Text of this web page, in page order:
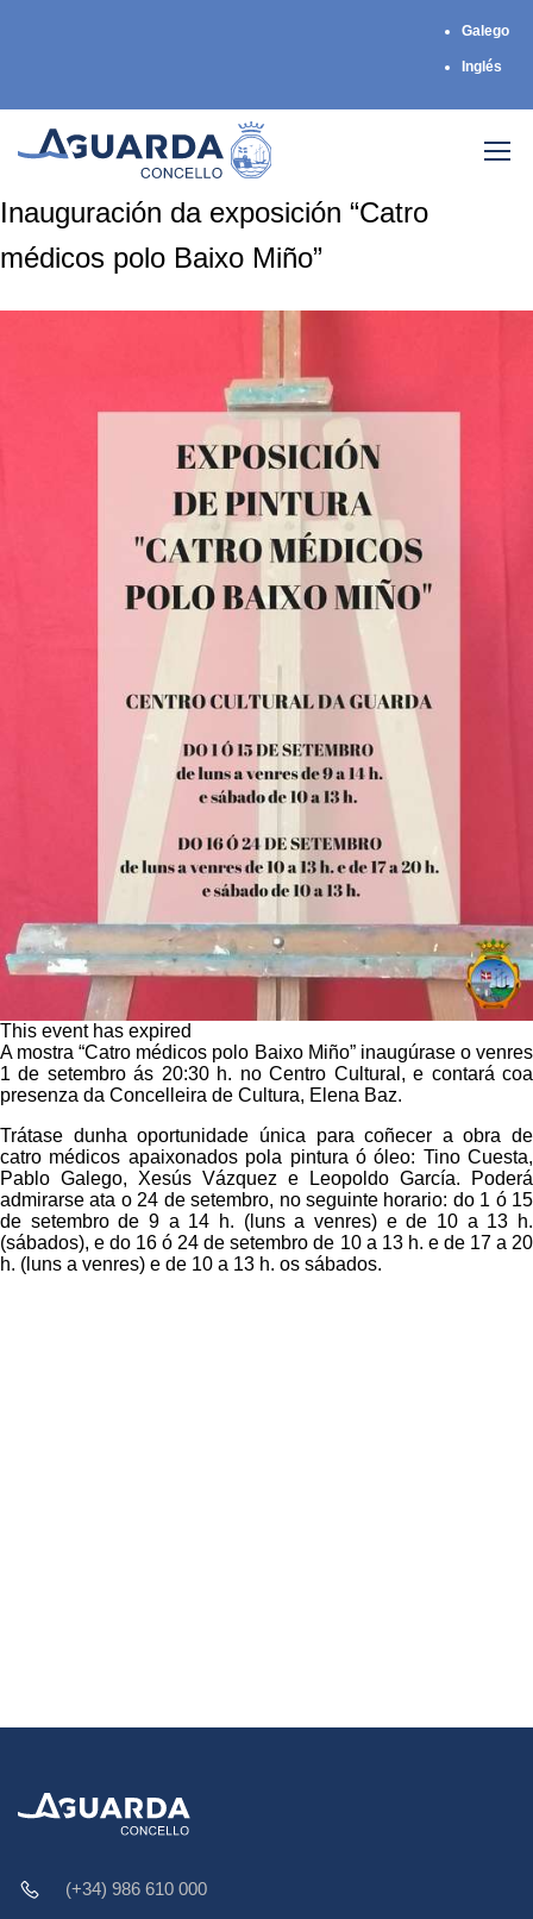
Galego
Inglés
Inauguración da exposición “Catro
médicos polo Baixo Miño”
This event has expired
A mostra “Catro médicos polo Baixo Miño” inaugúrase o venres
1 de setembro ás 20:30 h. no Centro Cultural, e contará coa
presenza da Concelleira de Cultura, Elena Baz.
Trátase dunha oportunidade única para coñecer a obra de
catro médicos apaixonados pola pintura ó óleo: Tino Cuesta,
Pablo Galego, Xesús Vázquez e Leopoldo García. Poderá
admirarse ata o 24 de setembro, no seguinte horario: do 1 ó 15
de setembro de 9 a 14 h. (luns a venres) e de 10 a 13 h.
(sábados), e do 16 ó 24 de setembro de 10 a 13 h. e de 17 a 20
h. (luns a venres) e de 10 a 13 h. os sábados.
(+34) 986 610 000